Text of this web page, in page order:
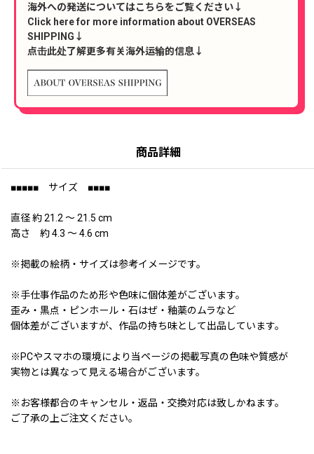
海外への発送についてはこちらをご覧ください↓
Click here for more information about OVERSEAS
SHIPPING↓
点击此处了解更多有关海外运输的信息↓
商品詳細
■■■■■ サイズ ■■■■
直径 約 21.2 〜 21.5 cm
高さ 約 4.3 〜 4.6 cm
※掲載の絵柄・サイズは参考イメージです。
※手仕事作品のため形や色味に個体差がございます。
歪み・黒点・ピンホール・石はぜ・釉薬のムラなど
個体差がございますが、作品の持ち味として出品しています。
※PCやスマホの環境により当ページの掲載写真の色味や質感が
実物とは異なって見える場合がございます。
※お客様都合のキャンセル・返品・交換対応は致しかねます。
ご了承の上ご注文ください。